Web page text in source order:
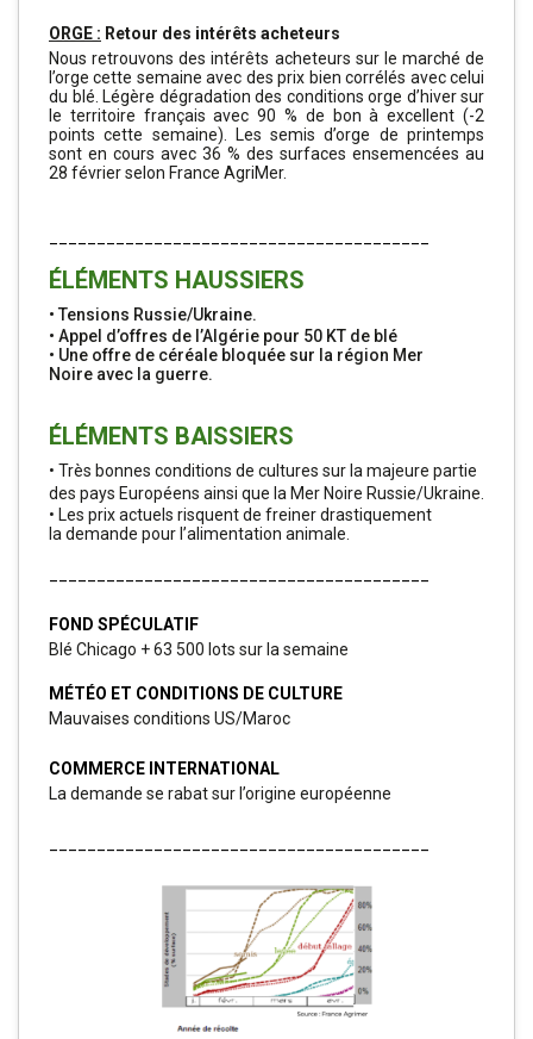
ORGE : Retour des intérêts acheteurs
Nous retrouvons des intérêts acheteurs sur le marché de
l’orge cette semaine avec des prix bien corrélés avec celui
du blé. Légère dégradation des conditions orge d’hiver sur
le territoire français avec 90 % de bon à excellent (-2
points cette semaine). Les semis d’orge de printemps
sont en cours avec 36 % des surfaces ensemencées au
28 février selon France AgriMer.
ÉLÉMENTS HAUSSIERS
• Tensions Russie/Ukraine.
• Appel d’offres de l’Algérie pour 50 KT de blé
• Une offre de céréale bloquée sur la région Mer
Noire avec la guerre.
ÉLÉMENTS BAISSIERS
• Très bonnes conditions de cultures sur la majeure partie
des pays Européens ainsi que la Mer Noire Russie/Ukraine.
• Les prix actuels risquent de freiner drastiquement
la demande pour l’alimentation animale.
FOND SPÉCULATIF
Blé Chicago + 63 500 lots sur la semaine
MÉTÉO ET CONDITIONS DE CULTURE
Mauvaises conditions US/Maroc
COMMERCE INTERNATIONAL
La demande se rabatsur l’origine européenne